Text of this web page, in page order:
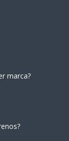
marca?